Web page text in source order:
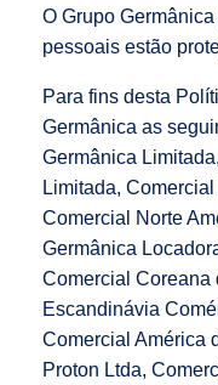
O Grupo
pessoais estão
Para fins desta
Germânica as
Germânica
Limitada,
Comercial Norte
Germânica
Comercial Coreana
Escandinávia
Comercial América
Proton Ltda,